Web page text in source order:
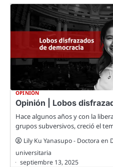
OPINIÓN
Opinión | Lobos
Hace algunos años y con la
grupos subversivos, creció el
Lily Ku Yanasupo - Doctora en
universitaria
septiembre 13, 2025